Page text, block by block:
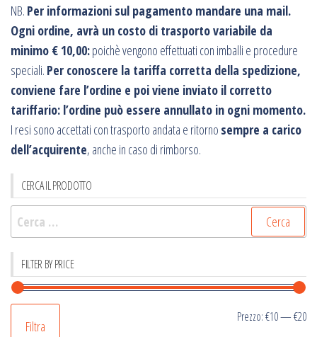
NB. Per informazioni sul pagamento mandare una mail.
Ogni ordine, avrà un costo di trasporto variabile da
minimo € 10,00:poichè vengono effettuati con imballi e procedure
speciali. Per conoscere la tariffa corretta della spedizione,
conviene fare l’ordine e poi viene inviato il corretto
tariffario: l’ordine può essere annullato in ogni momento.
I resi sono accettati con trasporto andata e ritorno sempre a carico
dell’acquirente, anche in caso di rimborso.
CERCA IL PRODOTTO
Ricerca
per:
FILTER BY PRICE
Filtra
Prezzo:€10—€20